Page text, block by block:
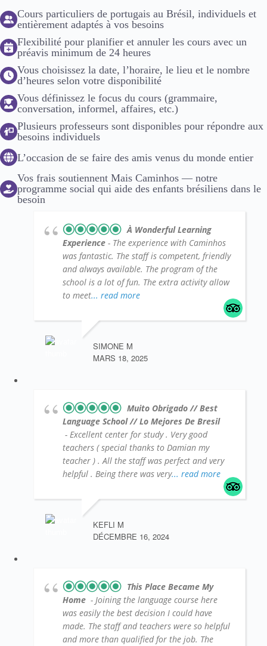
Cours particuliers de portugais au Brésil, individuels et
entièrement adaptés à vos besoins
Flexibilité pour planifier et annuler les cours avec un
préavis minimum de 24 heures
Vous choisissez la date, l’horaire, le lieu et le nombre
d’heures selon votre disponibilité
Vous définissez le focus du cours (grammaire,
conversation, informel, affaires, etc.)
Plusieurs professeurs sont disponibles pour répondre aux
besoins individuels
L’occasion de se faire des amis venus du monde entier
Vos frais soutiennent Mais Caminhos — notre
programme social qui aide des enfants brésiliens dans le
besoin
À Wonderful Learning
Experience - The experience with Caminhos
was fantastic. The staff is competent, friendly
and always available. The program of the
school is a lot of fun. The extra activity allow
to meet... read more
SIMONE M
MARS 18, 2025
Muito Obrigado // Best
Language School // Lo Mejores De Bresil
- Excellent center for study . Very good
teachers ( special thanks to Damian my
teacher ) . All the staff was perfect and very
helpful . Being there was very... read more
KEFLI M
DÉCEMBRE 16, 2024
This Place Became My
Home - Joining the language course here
was easily the best decision I could have
made. The staff and teachers were so helpful
and more than qualified for the job. The